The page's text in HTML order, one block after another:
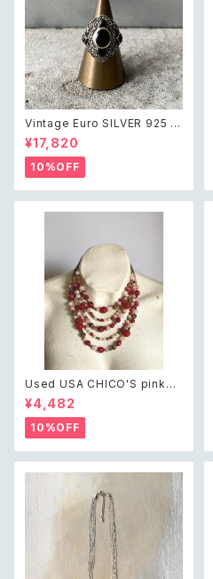
Vintage Euro SILVER 925 o
nyx marcasite classical de
sign ring レトロ ユーロ ヴィン
テージ アクセサリー シルバー9
25 天然石 オニキス マーカサイ
ト クラシカル デザイン リング
¥17,820
10%OFF
Used USA CHICO'S pink×
white beads necklace レト
ロ アメリカ ユーズド アクセサリ
ー チコス ピンク×ホワイト ビー
ズ 5連 ネックレス
¥4,482
10%OFF